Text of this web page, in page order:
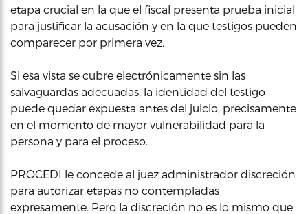
etapa crucial en la que el fiscal presenta prueba inicial
para justificar la acusación y en la que testigos pueden
comparecer por primera vez.
Si esa vista se cubre electrónicamente sin las
salvaguardas adecuadas, la identidad del testigo
puede quedar expuesta antes del juicio, precisamente
en el momento de mayor vulnerabilidad para la
persona y para el proceso.
PROCEDI le concede al juez administrador discreción
para autorizar etapas no contempladas
expresamente. Pero la discreción no es lo mismo que